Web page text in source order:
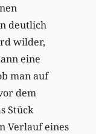
deutlich
wilder,
eine
man auf
dem
Stück
Verlauf eines